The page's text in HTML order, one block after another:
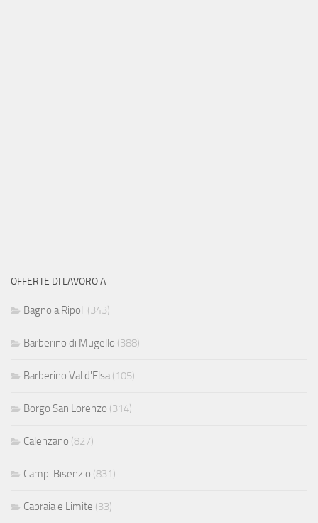
OFFERTE DI LAVORO A
Bagno a Ripoli (343)
Barberino di Mugello (388)
Barberino Val d'Elsa(105)
Borgo San Lorenzo (314)
Calenzano (827)
Campi Bisenzio (831)
Capraia e Limite (33)